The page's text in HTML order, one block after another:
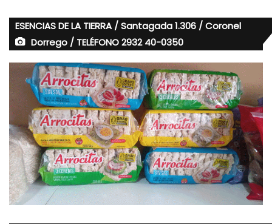
ESENCIAS DE LA TIERRA / Santagada 1.306 / Coronel
Dorrego / TELÉFONO 2932 40-0350